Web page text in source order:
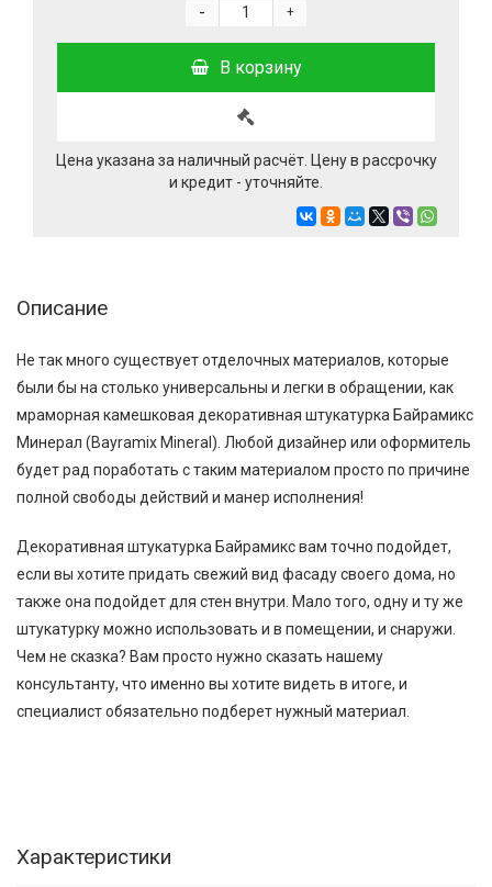
+
-
В корзину
Цена указана за наличный расчёт. Цену в рассрочку
и кредит - уточняйте.
Описание
Не так много существует отделочных материалов, которые
были бы на столько универсальны и легки в обращении, как
мраморная камешковая декоративная штукатурка Байрамикс
Минерал (Bayramix Mineral). Любой дизайнер или оформитель
будет рад поработать с таким материалом просто по причине
полной свободы действий и манер исполнения!
Декоративная штукатурка Байрамикс вам точно подойдет,
если вы хотите придать свежий вид фасаду своего дома, но
также она подойдет для стен внутри. Мало того, одну и ту же
штукатурку можно использовать и в помещении, и снаружи.
Чем не сказка? Вам просто нужно сказать нашему
консультанту, что именно вы хотите видеть в итоге, и
специалист обязательно подберет нужный материал.
Характеристики